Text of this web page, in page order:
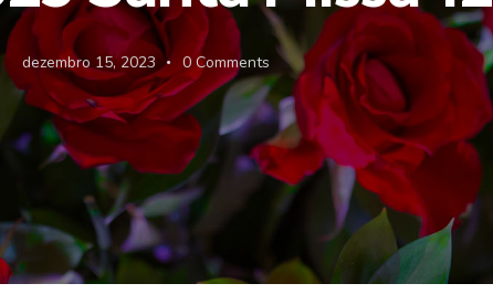
dezembro 15, 2023 0 Comments